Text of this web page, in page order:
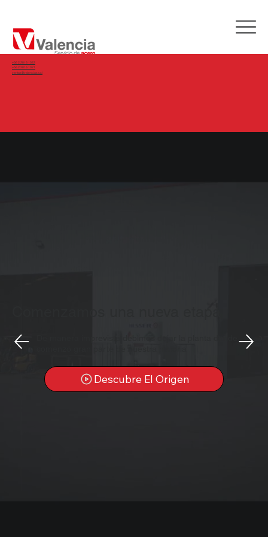
+56 2 2816 1022
+56 2 2816 1021
ventas@valenciasa.cl
Descubre El Origen